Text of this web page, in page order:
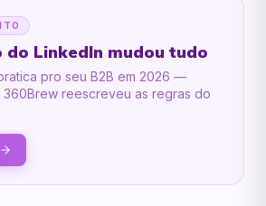
LinkedIn mudou tudo
pro seu B2B em 2026 —
reescreveu as regras do